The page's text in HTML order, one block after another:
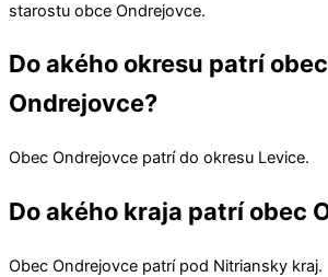
starostu obce Ondrejovce.
Do akého okresu patrí obec
Ondrejovce?
Obec Ondrejovce patrí do okresu Levice.
Do akého kraja patrí obec
Obec Ondrejovce patrí pod Nitriansky kraj.